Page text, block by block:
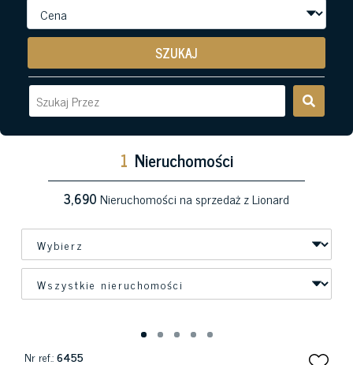
SZUKAJ
1 Nieruchomości
3,690Nieruchomości na sprzedaż z Lionard
Nr ref.:6455